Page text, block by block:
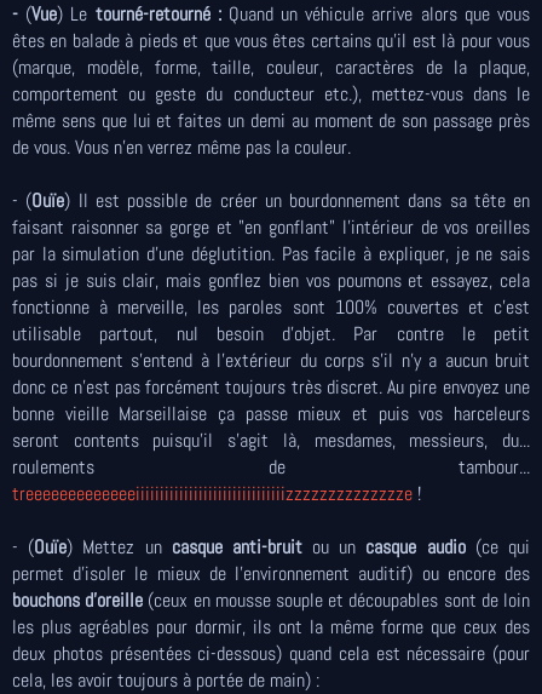
- (Vue) Le tourné-retourné : Quand un véhicule arrive alors que vous
êtes en balade à pieds et que vous êtes certains qu'il est là pour vous
(marque, modèle, forme, taille, couleur, caractères de la plaque,
comportement ou geste du conducteur etc.), mettez-vous dans le
même sens que lui et faites un demi au moment de son passage près
de vous. Vous n'en verrez même pas la couleur.
- (Ouïe) Il est possible de créer un bourdonnement dans sa tête en
faisant raisonner sa gorge et "en gonflant" l'intérieur de vos oreilles
par la simulation d'une déglutition. Pas facile à expliquer, je ne sais
pas si je suis clair, mais gonflez bien vos poumons et essayez, cela
fonctionne à merveille, les paroles sont 100% couvertes et c'est
utilisable partout, nul besoin d'objet. Par contre le petit
bourdonnement s'entend à l'extérieur du corps s'il n'y a aucun bruit
donc ce n'est pas forcément toujours très discret. Au pire envoyez une
bonne vieille Marseillaise ça passe mieux et puis vos harceleurs
seront contents puisqu'il s'agit là, mesdames, messieurs, du...
roulements de tambour...
treeeeeeeeeeeeeiiiiiiiiiiiiiiiiiiiiiiiiiiiiiiizzzzzzzzzzzzzze !
- (Ouïe) Mettez uncasque anti-bruitou un casque audio(ce qui
permet d'isoler le mieux de l'environnement auditif) ou encore des
bouchons d'oreille (ceux en mousse souple et découpables sont de loin
les plus agréables pour dormir, ils ont la même forme que ceux des
deux photos présentées ci-dessous) quand cela est nécessaire (pour
cela, les avoir toujours à portée de main) :